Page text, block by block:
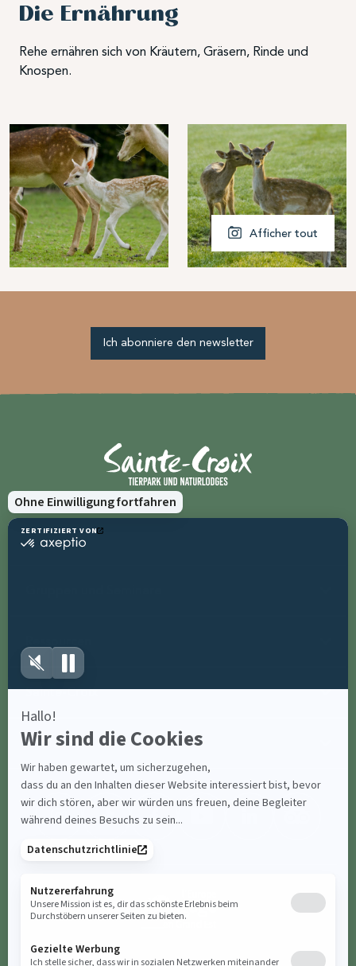
Die Ernährung
Rehe ernähren sich von Kräutern, Gräsern, Rinde und
Knospen.
Afficher tout
Ich abonniere den newsletter
Sainte-Croix
Kontaktiere uns